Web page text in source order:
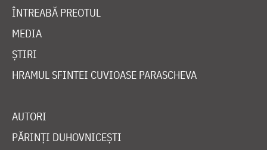
ÎNTREABĂ PREOTUL
MEDIA
ȘTIRI
HRAMUL SFINTEI CUVIOASE PARASCHEVA
AUTORI
PĂRINȚI DUHOVNICEȘTI